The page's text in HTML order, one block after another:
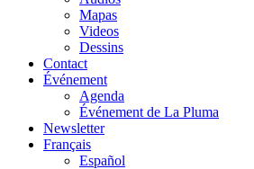
Mapas
Videos
Dessins
Contact
Événement
Agenda
Événement de La Pluma
Newsletter
Français
Español